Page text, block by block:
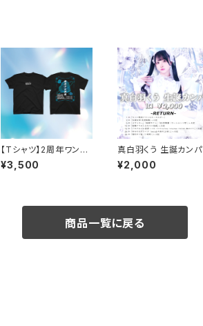
【Tシャツ】2周年ワンマ
ンLIVE
¥3,500
真白羽くう 生誕カンパ
¥2,000
商品一覧に戻る